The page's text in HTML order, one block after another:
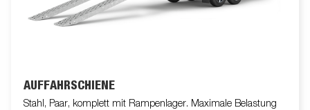
AUFFAHRSCHIENE
Stahl, Paar, komplett mit Rampenlager. Maximale Belastung